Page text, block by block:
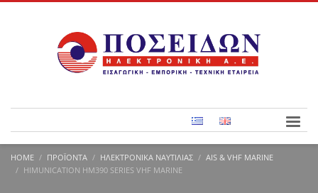
HOME ΠΡΟΪΌΝΤΑ ΗΛΕΚΤΡΟΝΙΚΆ ΝΑΥΤΙΛΊΑΣ
AIS & VHF MARINE
HIMUNICATION HM390 SERIES VHF MARINE